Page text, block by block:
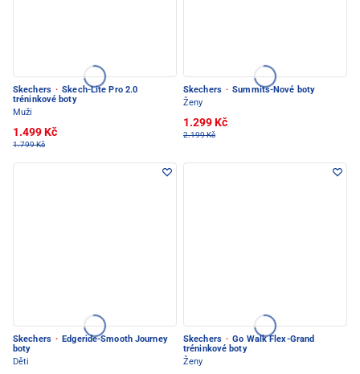
Skechers · Skech-Lite Pro 2.0
tréninkové boty
Muži
1.499 Kč
1.799 Kč
Skechers · Summits-Nové boty
Ženy
1.299 Kč
2.199 Kč
Skechers · Edgeride-Smooth Journey
boty
Děti
Skechers · Go Walk Flex-Grand
tréninkové boty
Ženy